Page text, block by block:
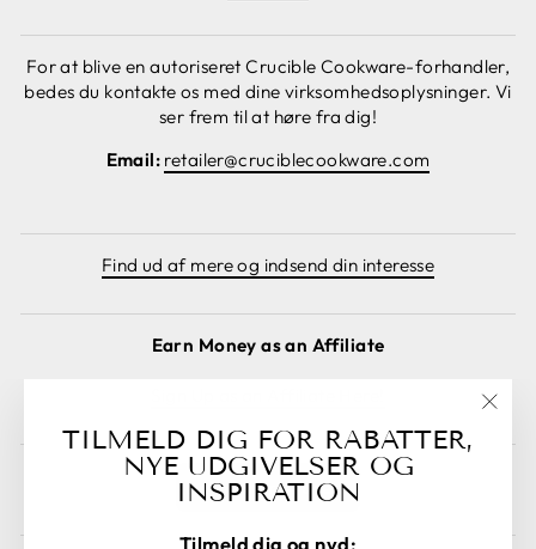
For at blive en autoriseret Crucible Cookware-forhandler,
bedes du kontakte os med dine virksomhedsoplysninger. Vi
ser frem til at høre fra dig!
Email: retailer@cruciblecookware.com
Find ud af mere og indsend din interesse
Earn Money as an Affiliate
Annuller ordre
TILMELD DIG FOR RABATTER,
NYE UDGIVELSER OG
INSPIRATION
Tilmeld dig og nyd: